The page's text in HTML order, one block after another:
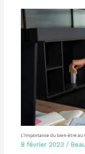
L’Importance du bien-être au
8 février 2023 /